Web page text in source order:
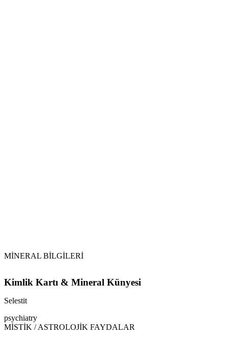
MİNERAL BİLGİLERİ
Kimlik Kartı & Mineral Künyesi
Selestit
psychiatry
MİSTİK / ASTROLOJİK FAYDALAR